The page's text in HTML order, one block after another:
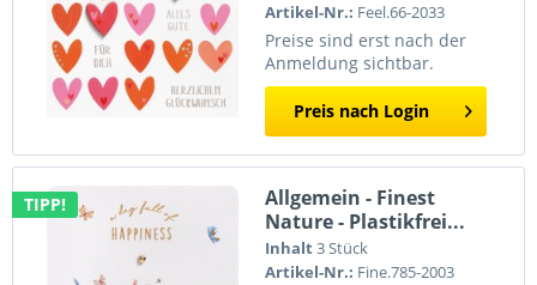
Artikel-Nr.: Feel.66-2033
Preise sind erst nach der
Anmeldung sichtbar.
Preis nach Login
TIPP!
Allgemein - Finest
Nature - Plastikfrei...
Inhalt3 Stück
Artikel-Nr.: Fine.785-2003